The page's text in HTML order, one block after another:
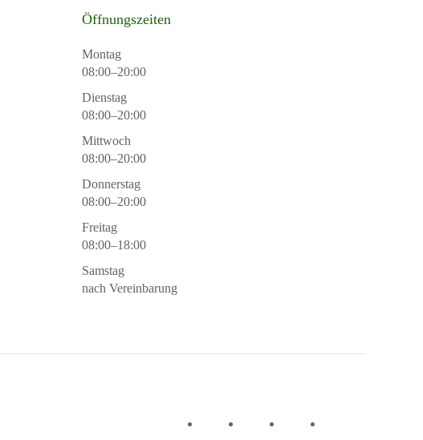
Öffnungszeiten
Montag
08:00–20:00
Dienstag
08:00–20:00
Mittwoch
08:00–20:00
Donnerstag
08:00–20:00
Freitag
08:00–18:00
Samstag
nach Vereinbarung